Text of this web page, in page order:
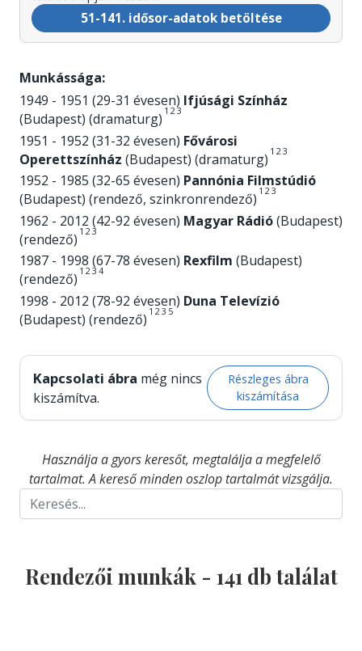
51-141. idősor-adatok betöltése
Munkássága:
1949 - 1951 (29-31 évesen) Ifjúsági Színház
(Budapest) (dramaturg) 1 23
1951 - 1952 (31-32 évesen) Fővárosi
Operettszínház (Budapest) (dramaturg) 1 2 3
1952 - 1985 (32-65 évesen) Pannónia Filmstúdió
(Budapest) (rendező, szinkronrendező) 1 23
1962 - 2012 (42-92 évesen) Magyar Rádió(Budapest)
(rendező) 1 2 3
1987 - 1998 (67-78 évesen) Rexfilm (Budapest)
(rendező) 1 23 4
1998 - 2012 (78-92 évesen) Duna Televízió
(Budapest) (rendező) 1 2 3 5
Kapcsolati ábra még nincs
kiszámítva.
Részleges ábra
kiszámítása
Használja a gyors keresőt, megtalálja a megfelelő
tartalmat. A kereső minden oszlop tartalmát vizsgálja.
Rendezői munkák - 141 db találat